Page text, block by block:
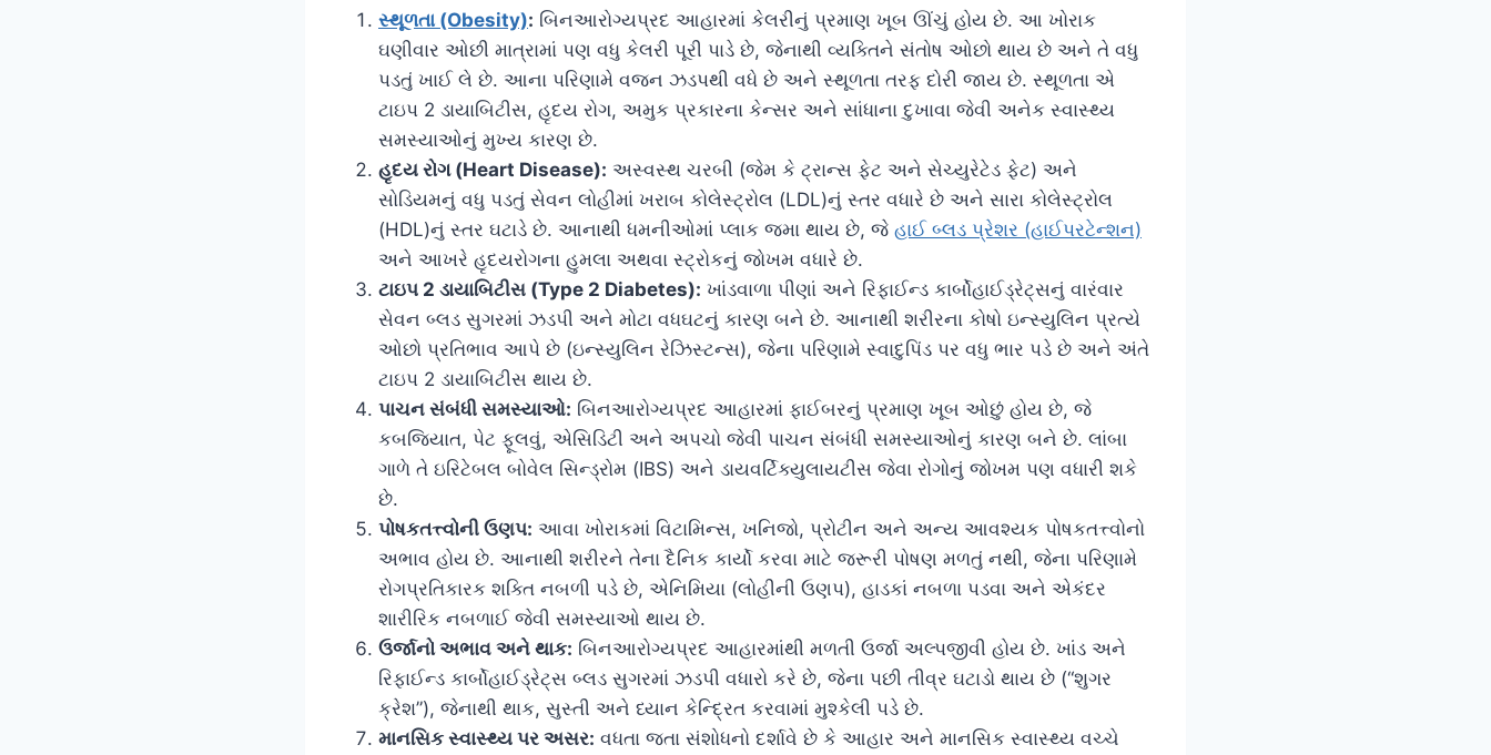
સ્થૂળતા (Obesity): બિનઆરોગ્યપ્રદ આહારમાં કેલરીનું પ્રમાણ ખૂબ ઊંચું હોય છે. આ ખોરાક
ઘણીવાર ઓછી માત્રામાં પણ વધુ કેલરી પૂરી પાડે છે, જેનાથી વ્યક્તિને સંતોષ ઓછો થાય છે અને તે વધુ
પડતું ખાઈ લે છે. આના પરિણામે વજન ઝડપથી વધે છે અને સ્થૂળતા તરફ દોરી જાય છે. સ્થૂળતા એ
ટાઇપ 2 ડાયાબિટીસ, હૃદય રોગ, અમુક પ્રકારના કેન્સર અને સાંધાના દુખાવા જેવી અનેક સ્વાસ્થ્ય
સમસ્યાઓનું મુખ્ય કારણ છે.
હૃદય રોગ (Heart Disease): અસ્વસ્થ ચરબી (જેમ કે ટ્રાન્સ ફેટ અને સેચ્યુરેટેડ ફેટ) અને
સોડિયમનું વધુ પડતું સેવન લોહીમાં ખરાબ કોલેસ્ટ્રોલ (LDL)નું સ્તર વધારે છે અને સારા કોલેસ્ટ્રોલ
(HDL)નું સ્તર ઘટાડે છે. આનાથી ધમનીઓમાં પ્લાક જમા થાય છે, જે હાઈ બ્લડ પ્રેશર (હાઈપરટેન્શન)
અને આખરે હૃદયરોગના હુમલા અથવા સ્ટ્રોકનું જોખમ વધારે છે.
ટાઇપ 2 ડાયાબિટીસ (Type 2 Diabetes): ખાંડવાળા પીણાં અને રિફાઈન્ડ કાર્બોહાઈડ્રેટ્સનું વારંવાર
સેવન બ્લડ સુગરમાં ઝડપી અને મોટા વધઘટનું કારણ બને છે. આનાથી શરીરના કોષો ઇન્સ્યુલિન પ્રત્યે
ઓછો પ્રતિભાવ આપે છે (ઇન્સ્યુલિન રેઝિસ્ટન્સ), જેના પરિણામે સ્વાદુપિંડ પર વધુ ભાર પડે છે અને અંતે
ટાઇપ 2 ડાયાબિટીસ થાય છે.
પાચન સંબંધી સમસ્યાઓ: બિનઆરોગ્યપ્રદ આહારમાં ફાઈબરનું પ્રમાણ ખૂબ ઓછું હોય છે, જે
કબજિયાત, પેટ ફૂલવું, એસિડિટી અને અપચો જેવી પાચન સંબંધી સમસ્યાઓનું કારણ બને છે. લાંબા
ગાળે તે ઇરિટેબલ બોવેલ સિન્ડ્રોમ (IBS) અને ડાયવર્ટિક્યુલાયટીસ જેવા રોગોનું જોખમ પણ વધારી શકે
છે.
પોષકતત્ત્વોની ઉણપ: આવા ખોરાકમાં વિટામિન્સ, ખનિજો, પ્રોટીન અને અન્ય આવશ્યક પોષકતત્ત્વોનો
અભાવ હોય છે. આનાથી શરીરને તેના દૈનિક કાર્યો કરવા માટે જરૂરી પોષણ મળતું નથી, જેના પરિણામે
રોગપ્રતિકારક શક્તિ નબળી પડે છે, એનિમિયા (લોહીની ઉણપ), હાડકાં નબળા પડવા અને એકંદર
શારીરિક નબળાઈ જેવી સમસ્યાઓ થાય છે.
ઉર્જાનો અભાવ અને થાક: બિનઆરોગ્યપ્રદ આહારમાંથી મળતી ઉર્જા અલ્પજીવી હોય છે. ખાંડ અને
રિફાઈન્ડ કાર્બોહાઈડ્રેટ્સ બ્લડ સુગરમાં ઝડપી વધારો કરે છે, જેના પછી તીવ્ર ઘટાડો થાય છે (“શુગર
ક્રેશ”), જેનાથી થાક, સુસ્તી અને ધ્યાન કેન્દ્રિત કરવામાં મુશ્કેલી પડે છે.
માનસિક સ્વાસ્થ્ય પર અસર: વધતા જતા સંશોધનો દર્શાવે છે કે આહાર અને માનસિક સ્વાસ્થ્ય વચ્ચે